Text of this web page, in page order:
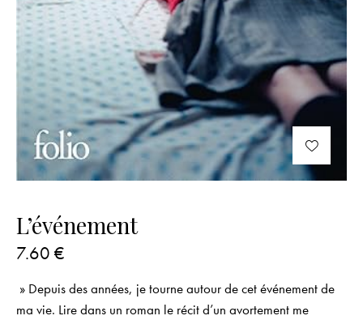
L’événement
7.60 €
» Depuis des années, je tourne autour de cet événement de
ma vie. Lire dans un roman le récit d’un avortement me